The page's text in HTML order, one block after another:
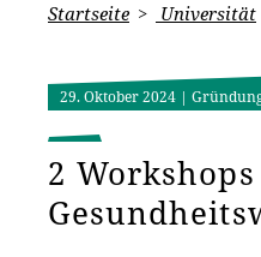
Startseite Universität
29. Oktober 2024 |
2